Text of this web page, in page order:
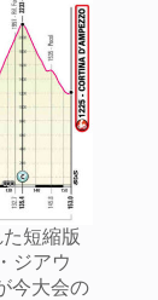
短縮版
ジアウ
今大会の